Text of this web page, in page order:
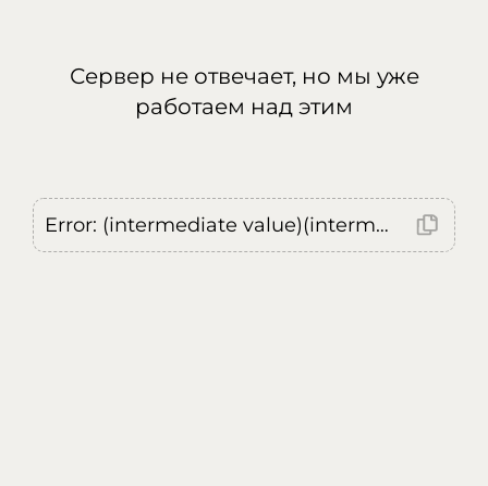
Сервер не отвечает, но мы уже
работаем над этим
Error: (intermediate value)(intermediate value)(intermediate value).replaceAll is not a function